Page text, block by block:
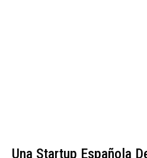
Una Startup Española